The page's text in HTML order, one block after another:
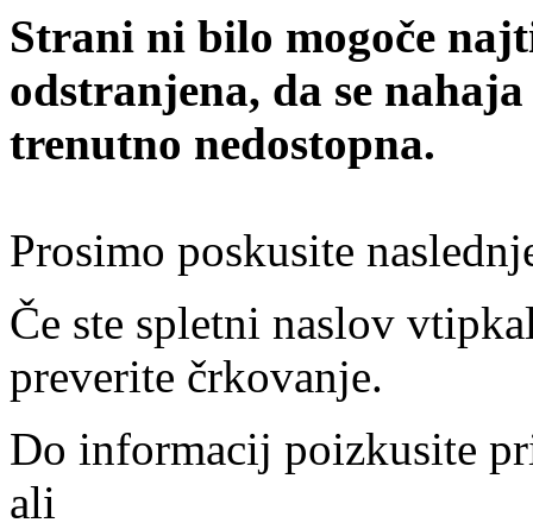
Strani ni bilo mogoče
odstranjena, da se
trenutno nedostopna.
Prosimo poskusite
Če ste spletni naslov
preverite črkovanje.
Do informacij poizkusite
ali